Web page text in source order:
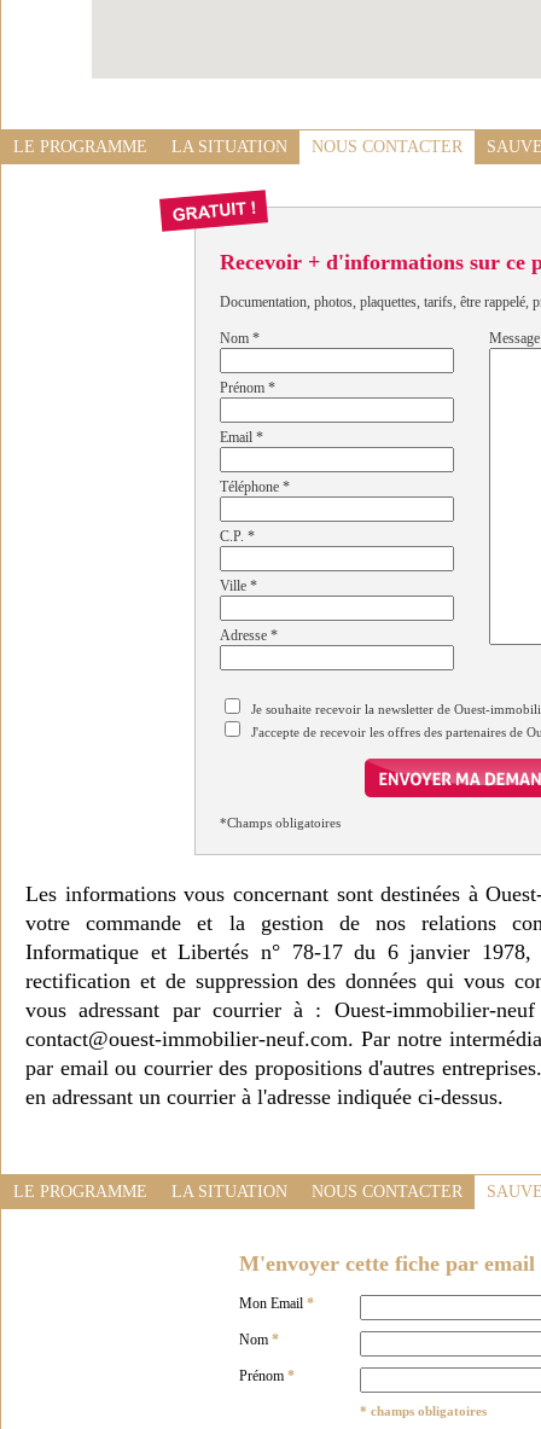
LE PROGRAMME LA SITUATION NOUS CONTACTER
Recevoir + d'informations sur ce
Documentation, photos, plaquettes, tarifs, être rappelé,
Nom *
Prénom *
Email *
Téléphone *
C.P. *
Ville *
Adresse *
Message
Je souhaite recevoir la newsletter de Ouest-
J'accepte de recevoir les offres des partenaires de
*Champs obligatoires
Les informations vous concernant sont destinées à
votre commande et la gestion de nos relations
Informatique et Libertés n° 78-17 du 6 janvier 1978,
rectification et de suppression des données qui vous
vous adressant par courrier à : Ouest-immobilier-
contact@ouest-immobilier-neuf.com. Par notre
par email ou courrier des propositions d'autres
en adressant un courrier à l'adresse indiquée ci-dessus.
LE PROGRAMME LA SITUATION NOUS CONTACTER
M'envoyer cette fiche par email
Mon Email *
Nom *
Prénom *
* champs obligatoires